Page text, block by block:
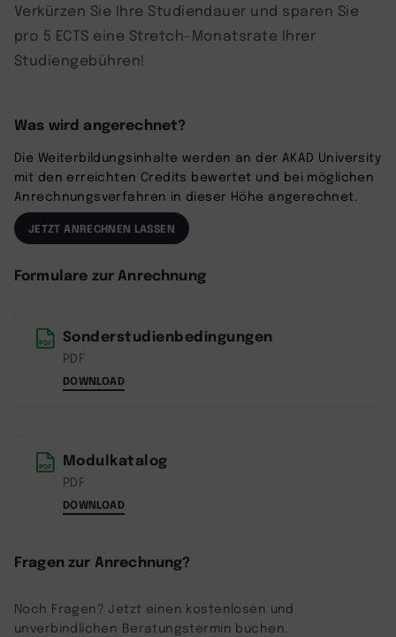
Verkürzen Sie Ihre Studiendauer und sparen Sie
pro 5 ECTS eine Stretch-Monatsrate Ihrer
Studiengebühren!
Was wird angerechnet?
Die Weiterbildungsinhalte werden an der AKAD University
mit den erreichten Credits bewertet und bei möglichen
Anrechnungsverfahren in dieser Höhe angerechnet.
JETZT ANRECHNEN LASSEN
Formulare zur Anrechnung
Sonderstudienbedingungen
PDF
DOWNLOAD
Modulkatalog
PDF
DOWNLOAD
Fragen zur Anrechnung?
Noch Fragen? Jetzt einen kostenlosen und
unverbindlichen Beratungstermin buchen.